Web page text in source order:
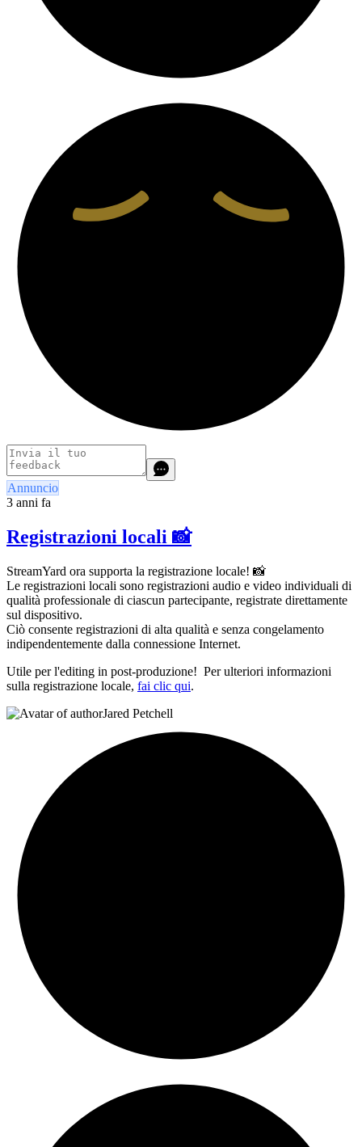
Annuncio
3 anni fa
Registrazioni locali 📸
StreamYard ora supporta la registrazione locale! 📸
Le registrazioni locali sono registrazioni audio e video individuali di
qualità professionale di ciascun partecipante, registrate direttamente
sul dispositivo.
Ciò consente registrazioni di alta qualità e senza congelamento
indipendentemente dalla connessione Internet.
Utile per l'editing in post-produzione! Per ulteriori informazioni
sulla registrazione locale, fai clic qui.
Jared Petchell